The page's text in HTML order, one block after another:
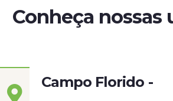
Conheça nossas
Campo Florido -